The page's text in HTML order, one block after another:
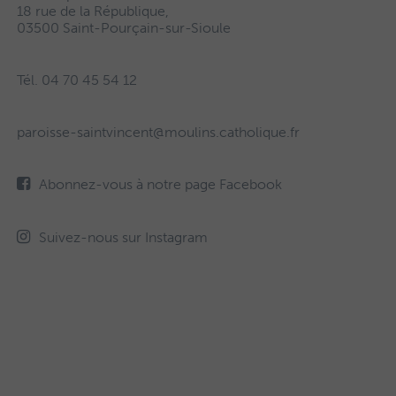
18 rue de la République,
03500 Saint-Pourçain-sur-Sioule
Tél. 04 70 45 54 12
paroisse-saintvincent@moulins.catholique.fr
Abonnez-vous à notre page Facebook
Suivez-nous sur Instagram